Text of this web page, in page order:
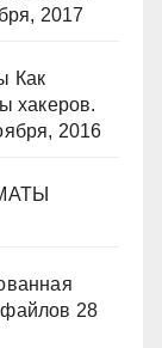
2017
Как
хакеров.
2016
28